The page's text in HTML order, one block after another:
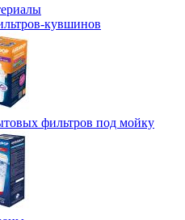
кувшинов
фильтров под мойку